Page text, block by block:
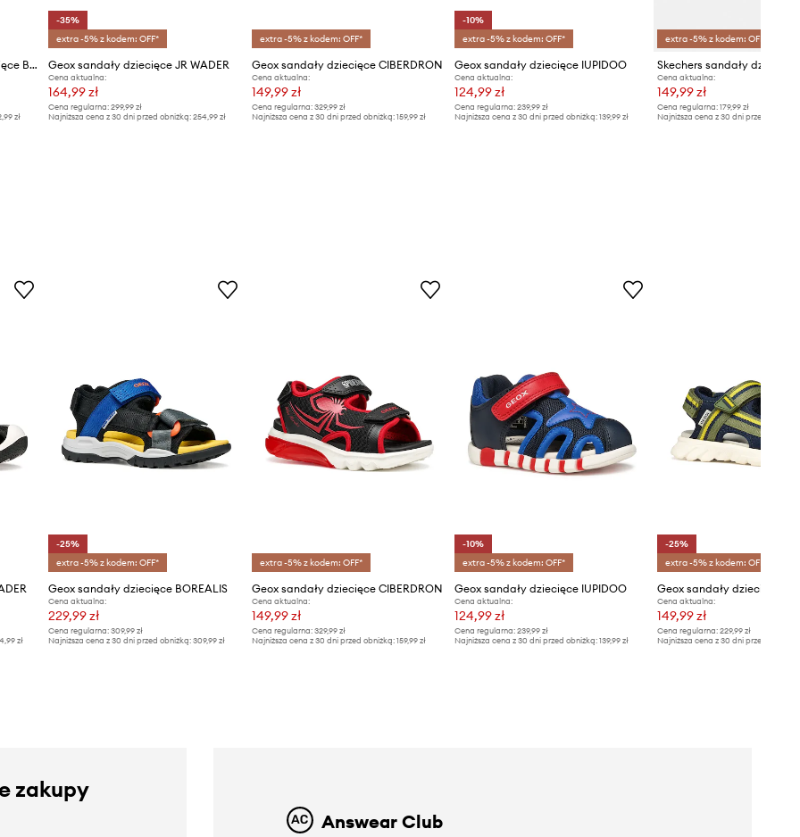
Geox sandały sportowe dziecięce BOREALIS
zł
-35%
extra -5% z kodem: OFF*
Geox sandały dziecięce JR WADER
Cena aktualna:
164,99 zł
Cena regularna: 299,99 zł
Najniższa cena z 30 dni przed obniżką: 254,99 zł
extra -5% z kodem: OFF*
Geox sandały dziecięce CIBERDRON
Cena aktualna:
149,99 zł
Cena regularna: 329,99 zł
Najniższa cena z 30 dni przed obniżką: 159,99 zł
-10%
extra -5% z kodem: OFF*
Geox sandały dziecięce IUPIDOO
Cena aktualna:
124,99 zł
Cena regularna:239,99 zł
Najniższa cena z 30 dni przed obniżką:139,99 zł
extra -5% z kodem: OFF*
Cena aktualna:
149,99 zł
Cena regularna: 179,99 zł
Najniższa cena z 30 dni przed obniżką:
zł
-25%
extra -5% z kodem: OFF*
Geox sandały dziecięce BOREALIS
Cena aktualna:
229,99 zł
Cena regularna: 309,99 zł
Najniższa cena z 30 dni przed obniżką: 309,99 zł
extra -5% z kodem: OFF*
Geox sandały dziecięce CIBERDRON
Cena aktualna:
149,99 zł
Cena regularna: 329,99 zł
Najniższa cena z 30 dni przed obniżką: 159,99 zł
-10%
extra -5% z kodem: OFF*
Geox sandały dziecięce IUPIDOO
Cena aktualna:
124,99 zł
Cena regularna:239,99 zł
Najniższa cena z 30 dni przed obniżką:139,99 zł
-25%
extra -5% z kodem: OFF*
Geox sandały dziecięce
Cena aktualna:
149,99 zł
Cena regularna: 229,99 zł
Najniższa cena z 30 dni przed obniżką:
zakupy
Answear Club